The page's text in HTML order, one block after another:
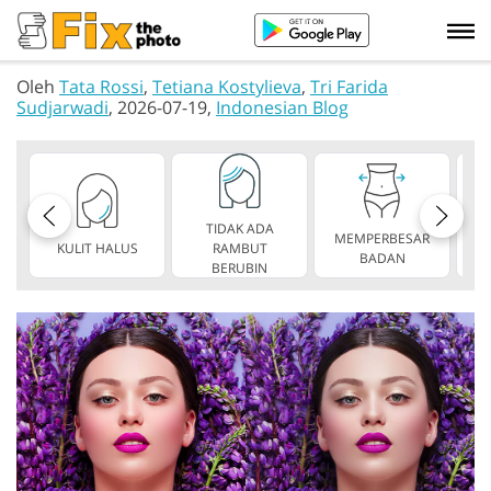
Oleh Tata Rossi, Tetiana Kostylieva, Tri Farida
Sudjarwadi, 2026-07-19, Indonesian Blog
KULIT HALUS
TIDAK ADA
RAMBUT
BERUBIN
MEMPERBESAR
BADAN